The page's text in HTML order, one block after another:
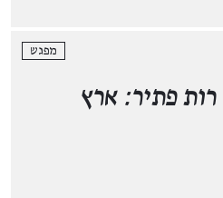
מפגש
רות פתיר: ארץ